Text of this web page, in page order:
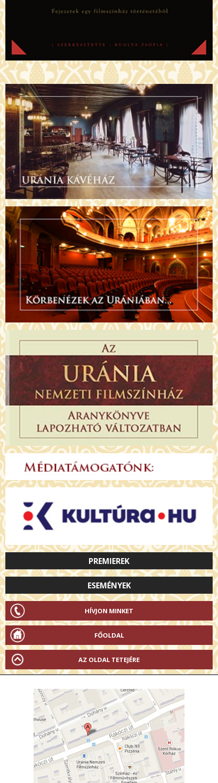
PREMIEREK
ESEMÉNYEK
HÍVJON MINKET
FŐOLDAL
AZ OLDAL TETEJÉRE